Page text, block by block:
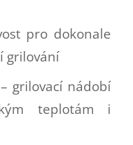
pro dokonale
grilování
grilovací nádobí
teplotám i